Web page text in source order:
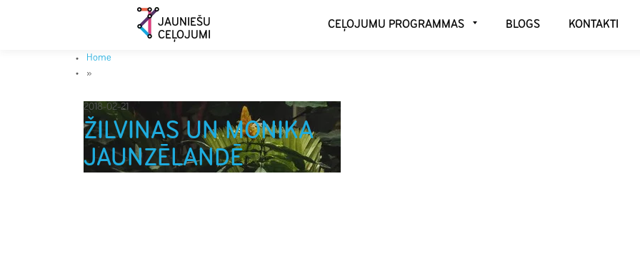
JAUNIEŠU
CEĻOJUMI
CEĻOJUMU PROGRAMMAS BLOGS KONTAKTI
Home
»
2018-02-21
ŽILVINAS UN MONIKA
JAUNZĒLANDĒ